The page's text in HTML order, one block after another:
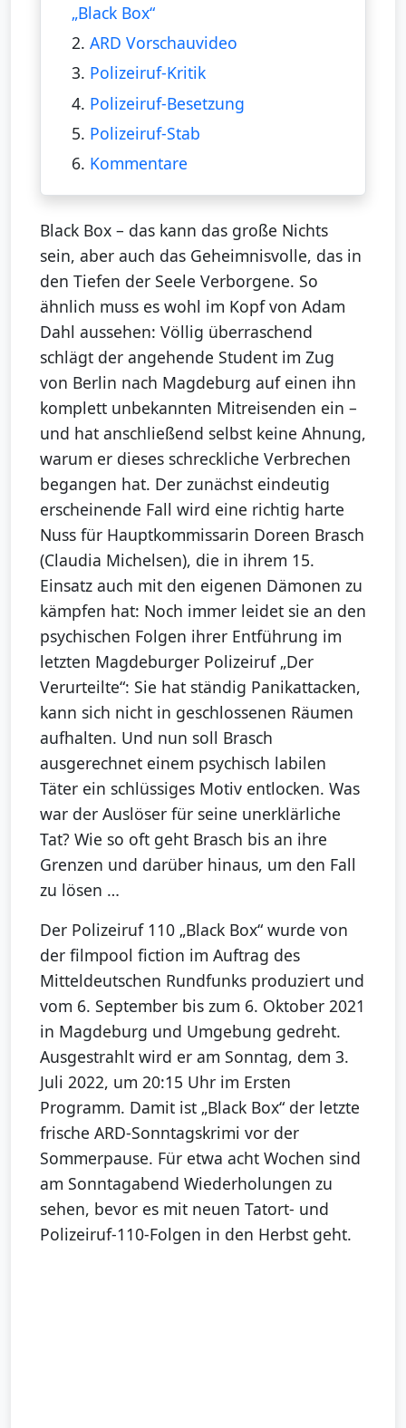
„Black Box“
2. ARD Vorschauvideo
3. Polizeiruf-Kritik
4. Polizeiruf-Besetzung
5. Polizeiruf-Stab
6. Kommentare
Black Box – das kann das große Nichts
sein, aber auch das Geheimnisvolle, das in
den Tiefen der Seele Verborgene. So
ähnlich muss es wohl im Kopf von Adam
Dahl aussehen: Völlig überraschend
schlägt der angehende Student im Zug
von Berlin nach Magdeburg auf einen ihn
komplett unbekannten Mitreisenden ein –
und hat anschließend selbst keine Ahnung,
warum er dieses schreckliche Verbrechen
begangen hat. Der zunächst eindeutig
erscheinende Fall wird eine richtig harte
Nuss für Hauptkommissarin Doreen Brasch
(Claudia Michelsen), die in ihrem 15.
Einsatz auch mit den eigenen Dämonen zu
kämpfen hat: Noch immer leidet sie an den
psychischen Folgen ihrer Entführung im
letzten Magdeburger Polizeiruf „Der
Verurteilte“: Sie hat ständig Panikattacken,
kann sich nicht in geschlossenen Räumen
aufhalten. Und nun soll Brasch
ausgerechnet einem psychisch labilen
Täter ein schlüssiges Motiv entlocken. Was
war der Auslöser für seine unerklärliche
Tat? Wie so oft geht Brasch bis an ihre
Grenzen und darüber hinaus, um den Fall
zu lösen …
Der Polizeiruf 110 „Black Box“ wurde von
der filmpool fiction im Auftrag des
Mitteldeutschen Rundfunks produziert und
vom 6. September bis zum 6. Oktober 2021
in Magdeburg und Umgebung gedreht.
Ausgestrahlt wird er am Sonntag, dem 3.
Juli 2022, um 20:15 Uhr im Ersten
Programm. Damit ist „Black Box“ der letzte
frische ARD-Sonntagskrimi vor der
Sommerpause. Für etwa acht Wochen sind
am Sonntagabend Wiederholungen zu
sehen, bevor es mit neuen Tatort- und
Polizeiruf-110-Folgen in den Herbst geht.